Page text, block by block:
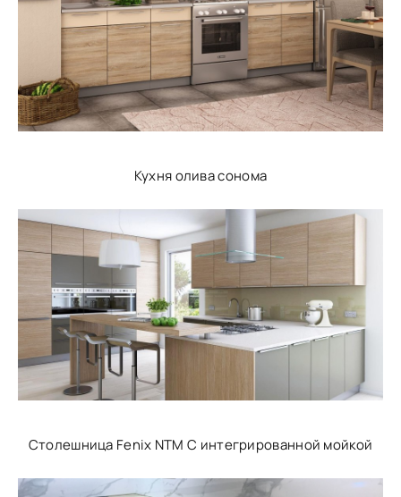
Кухня олива сонома
Столешница Fenix NTM С интегрированной мойкой